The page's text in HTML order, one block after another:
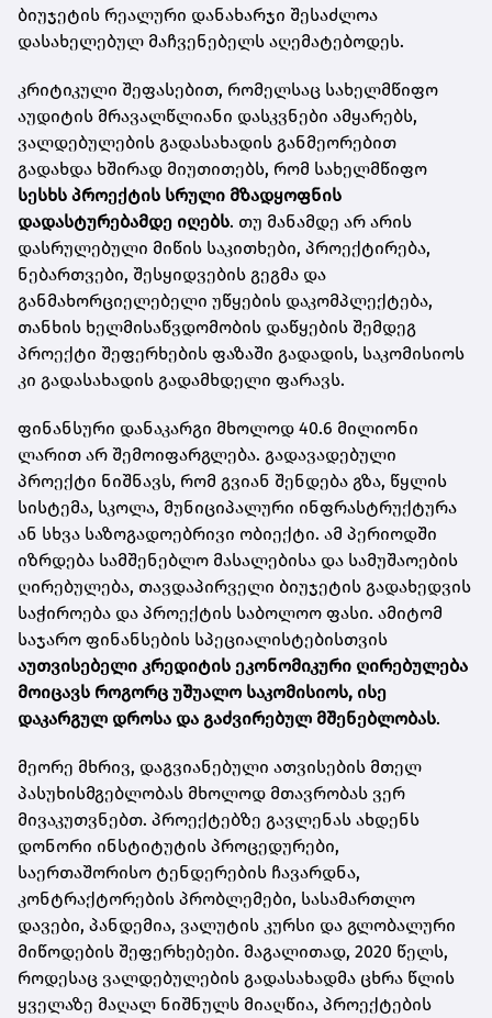
ბიუჯეტის რეალური დანახარჯი შესაძლოა
დასახელებულ მაჩვენებელს აღემატებოდეს.
კრიტიკული შეფასებით, რომელსაც სახელმწიფო
აუდიტის მრავალწლიანი დასკვნები ამყარებს,
ვალდებულების გადასახადის განმეორებით
გადახდა ხშირად მიუთითებს, რომ სახელმწიფო
სესხს პროექტის სრული მზადყოფნის
დადასტურებამდე იღებს. თუ მანამდე არ არის
დასრულებული მიწის საკითხები, პროექტირება,
ნებართვები, შესყიდვების გეგმა და
განმახორციელებელი უწყების დაკომპლექტება,
თანხის ხელმისაწვდომობის დაწყების შემდეგ
პროექტი შეფერხების ფაზაში გადადის, საკომისიოს
კი გადასახადის გადამხდელი ფარავს.
ფინანსური დანაკარგი მხოლოდ 40.6 მილიონი
ლარით არ შემოიფარგლება. გადავადებული
პროექტი ნიშნავს, რომ გვიან შენდება გზა, წყლის
სისტემა, სკოლა, მუნიციპალური ინფრასტრუქტურა
ან სხვა საზოგადოებრივი ობიექტი. ამ პერიოდში
იზრდება სამშენებლო მასალებისა და სამუშაოების
ღირებულება, თავდაპირველი ბიუჯეტის გადახედვის
საჭიროება და პროექტის საბოლოო ფასი. ამიტომ
საჯარო ფინანსების სპეციალისტებისთვის
აუთვისებელი კრედიტის ეკონომიკური ღირებულება
მოიცავს როგორც უშუალო საკომისიოს, ისე
დაკარგულ დროსა და გაძვირებულ მშენებლობას.
მეორე მხრივ, დაგვიანებული ათვისების მთელ
პასუხისმგებლობას მხოლოდ მთავრობას ვერ
მივაკუთვნებთ. პროექტებზე გავლენას ახდენს
დონორი ინსტიტუტის პროცედურები,
საერთაშორისო ტენდერების ჩავარდნა,
კონტრაქტორების პრობლემები, სასამართლო
დავები, პანდემია, ვალუტის კურსი და გლობალური
მიწოდების შეფერხებები. მაგალითად, 2020 წელს,
როდესაც ვალდებულების გადასახადმა ცხრა წლის
ყველაზე მაღალ ნიშნულს მიაღწია, პროექტების